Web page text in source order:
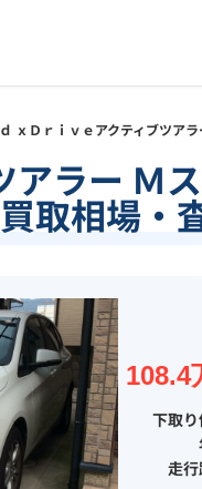
ｘＤｒｉｖｅアクティブツア
ラー Ｍ
取相場・
108.4
下取
走